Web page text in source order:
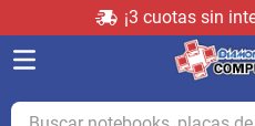
¡3 cuotas sin
Buscar notebooks, placas de